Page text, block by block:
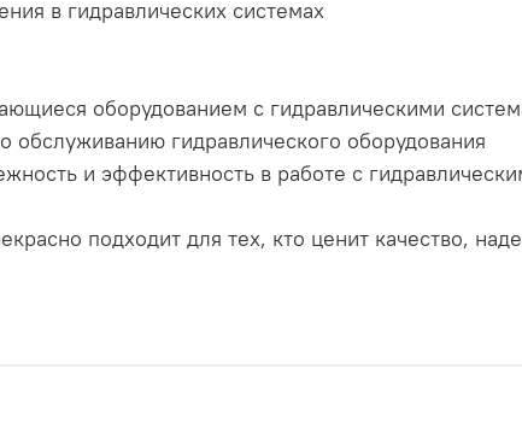
в гидравлических системах
оборудованием с гидравлическими
гидравлического оборудования
и эффективность в работе с
подходит для тех, кто ценит качество,